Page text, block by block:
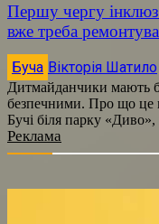
Першу чергу
вже треба
Буча Вікторія Шатило
Дитмайданчики мають
безпечними. Про що це
Бучі біля парку
Реклама